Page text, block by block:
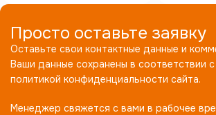
Просто оставьте заявку
Оставьте свои контактные данные и
Ваши данные сохранены в соответствии с
политикой конфиденциальности сайта.
Менеджер свяжется с вами в рабочее